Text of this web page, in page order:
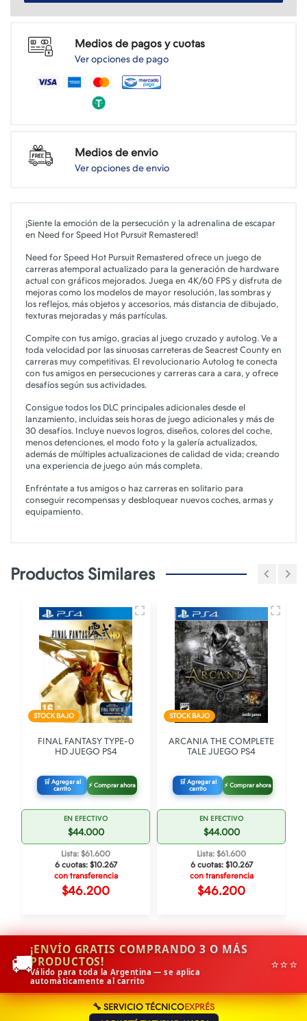
Medios de pagos y cuotas
Ver opciones de pago
Medios de envio
Ver opciones de envio
¡Siente la emoción de la persecución y la adrenalina de escapar
en Need for Speed Hot Pursuit Remastered!
Need for Speed Hot Pursuit Remastered ofrece un juego de
carreras atemporal actualizado para la generación de hardware
actual con gráficos mejorados. Juega en 4K/60 FPS y disfruta de
mejoras como los modelos de mayor resolución, las sombras y
los reflejos, más objetos y accesorios, más distancia de dibujado,
texturas mejoradas y más partículas.
Compite con tus amigo, gracias al juego cruzado y autolog. Ve a
toda velocidad por las sinuosas carreteras de Seacrest County en
carreras muy competitivas. El revolucionario Autolog te conecta
con tus amigos en persecuciones y carreras cara a cara, y ofrece
desafíos según sus actividades.
Consigue todos los DLC principales adicionales desde el
lanzamiento, incluidas seis horas de juego adicionales y más de
30 desafíos. Incluye nuevos logros, diseños, colores del coche,
menos detenciones, el modo foto y la galería actualizados,
además de múltiples actualizaciones de calidad de vida; creando
una experiencia de juego aún más completa.
Enfréntate a tus amigos o haz carreras en solitario para
conseguir recompensas y desbloquear nuevos coches, armas y
equipamiento.
Productos Similares
STOCK BAJO
FINAL FANTASY TYPE-0
HD JUEGO PS4
🛒 Agregar al
carrito
⚡ Comprar ahora
EN EFECTIVO
$44.000
Lista: $61.600
6 cuotas: $10.267
con transferencia
$46.200
STOCK BAJO
ARCANIA THE COMPLETE
TALE JUEGO PS4
🛒 Agregar al
carrito
⚡ Comprar ahora
EN EFECTIVO
$44.000
Lista: $61.600
6 cuotas: $10.267
con transferencia
$46.200
🚚¡ENVÍO GRATIS COMPRANDO 3 O MÁS
PRODUCTOS!
Válido para toda la Argentina — se aplica
automáticamente al carrito
⭐⭐⭐
🔧 SERVICIO TÉCNICOEXPRÉS